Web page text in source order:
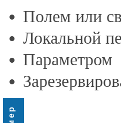
Полем или
Локальной
Параметром